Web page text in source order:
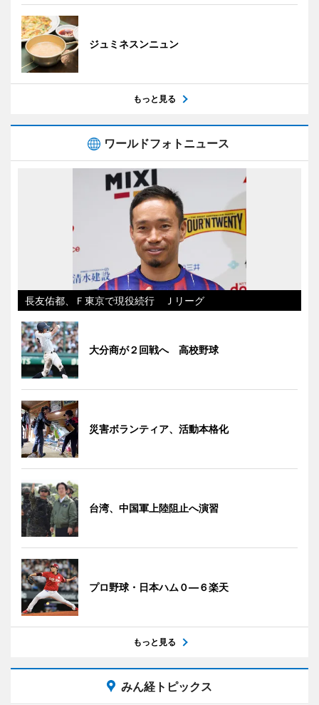
ジュミネスンニュン
もっと見る
ワールドフォトニュース
長友佑都、Ｆ東京で現役続行 Ｊリーグ
大分商が２回戦へ 高校野球
災害ボランティア、活動本格化
台湾、中国軍上陸阻止へ演習
プロ野球・日本ハム０―６楽天
もっと見る
みん経トピックス